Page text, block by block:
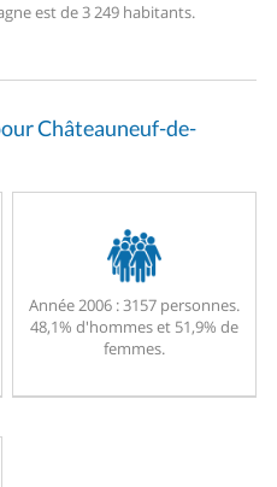
est de 3 249 habitants.
Châteauneuf-de-
Année 2006 :3157 personnes.
48,1% d'hommes et 51,9% de
femmes.